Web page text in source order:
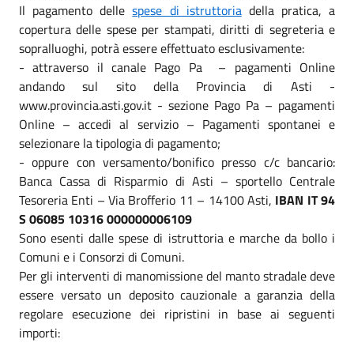
Il pagamento dellespese di istruttoriadella pratica, a
copertura delle spese per stampati, diritti di segreteria e
sopralluoghi, potrà essere effettuato esclusivamente:
- attraverso il canale Pago Pa – pagamenti Online
andando sul sito della Provincia di Asti -
www.provincia.asti.gov.it - sezione Pago Pa – pagamenti
Online – accedi al servizio – Pagamenti spontanei e
selezionare la tipologia di pagamento;
- oppure con versamento/bonifico presso c/c bancario:
Banca Cassa di Risparmio di Asti – sportello Centrale
Tesoreria Enti – Via Brofferio 11 – 14100 Asti, IBAN IT 94
S 06085 10316 000000006109
Sono esenti dalle spese di istruttoria e marche da bollo i
Comuni e i Consorzi di Comuni.
Per gli interventi di manomissione del manto stradale deve
essere versato un deposito cauzionale a garanzia della
regolare esecuzione dei ripristini in base ai seguenti
importi: